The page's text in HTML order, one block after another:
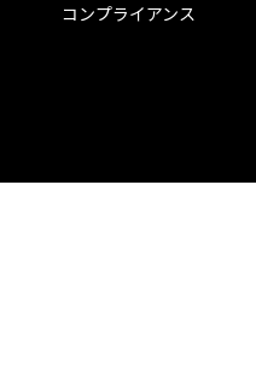
コンプライアンス